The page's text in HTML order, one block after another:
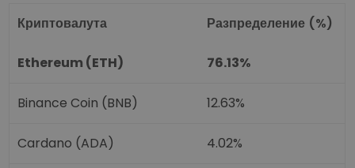
Криптовалута Разпределение (%)
Ethereum (ETH) 76.13%
Binance Coin (BNB) 12.63%
Cardano (ADA) 4.02%